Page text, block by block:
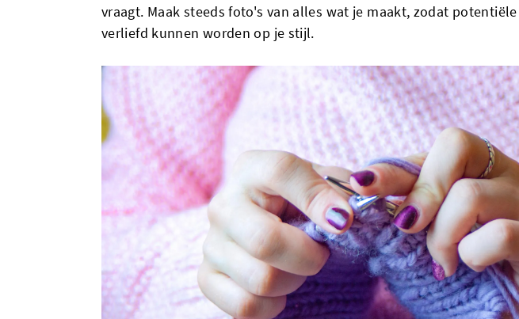
vraagt. Maak steeds foto's van alles wat je maakt, zodat
verliefd kunnen worden op je stijl.